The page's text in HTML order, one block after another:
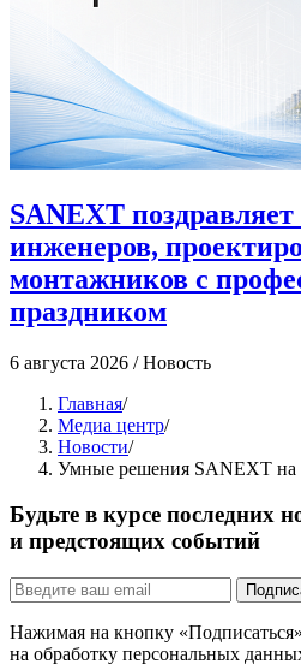
SANEXT поздравляет
инженеров,
монтажников с
праздником
6 августа 2026 / Новость
Главная/
Медиа центр/
Новости/
Умные решения SANEXT
Будьте в курсе последних
и предстоящих событий
Нажимая на кнопку
на обработку персональных